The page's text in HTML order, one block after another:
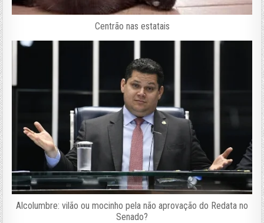
Centrão nas estatais
Alcolumbre: vilão ou mocinho pela não aprovação do Redata no
Senado?